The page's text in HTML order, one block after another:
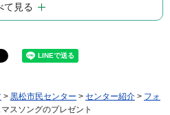
て見る
> 黒松市民センター > センター紹介 > フォ
スソングのプレゼント